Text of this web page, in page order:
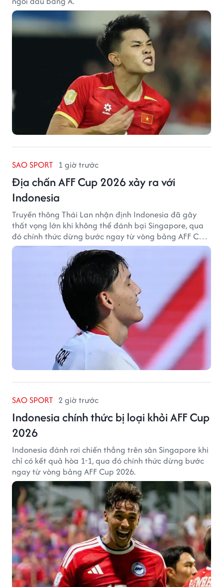
SAO SPORT 1 giờ trước
Địa chấn AFF Cup 2026 xảy ra với
Indonesia
Truyền thông Thái Lan nhận định Indonesia đã gây
thất vọng lớn khi không thể đánh bại Singapore, qua
đó chính thức dừng bước ngay từ vòng bảng AFF Cup
2026.
SAO SPORT 2 giờ trước
Indonesia chính thức bị loại khỏi AFF Cup
2026
Indonesia đánh rơi chiến thắng trên sân Singapore khi
chỉ có kết quả hòa 1-1, qua đó chính thức dừng bước
ngay từ vòng bảng AFF Cup 2026.